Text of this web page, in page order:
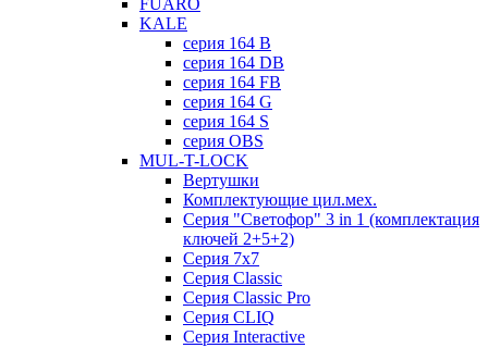
FUARO
KALE
серия 164 B
серия 164 DB
серия 164 FB
серия 164 G
серия 164 S
серия OBS
MUL-T-LOCK
Вертушки
Комплектующие цил.мех.
Серия "Светофор" 3 in 1 (комплектация
ключей 2+5+2)
Серия 7х7
Серия Classic
Серия Classic Pro
Серия CLIQ
Серия Interactive